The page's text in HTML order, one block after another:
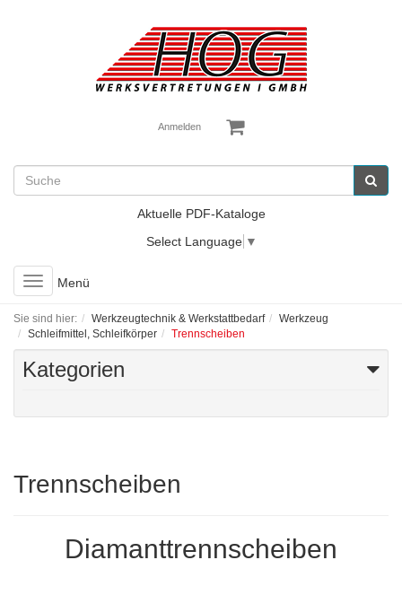
Anmelden
Aktuelle PDF-Kataloge
Select Language ▼
Toggle
navigation
Menü
Sie sind hier: Werkzeugtechnik & Werkstattbedarf
Werkzeug
Schleifmittel, Schleifkörper
Trennscheiben
Kategorien
Trennscheiben
Diamanttrennscheiben